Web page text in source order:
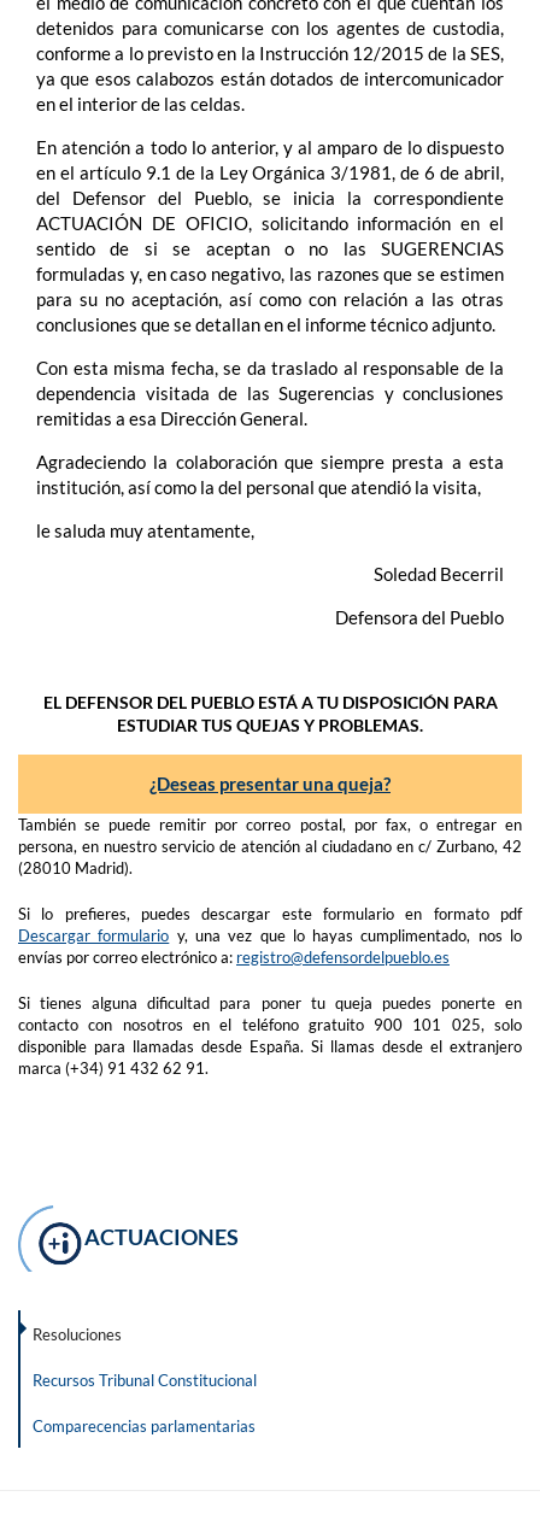
detenidos para comunicarse con los agentes de custodia,
conforme a lo previsto en la Instrucción 12/2015 de la SES,
ya que esos calabozos están dotados de intercomunicador
en el interior de las celdas.
En atención a todo lo anterior, y al amparo de lo dispuesto
en el artículo 9.1 de la Ley Orgánica 3/1981, de 6 de abril,
del Defensor del Pueblo, se inicia la correspondiente
ACTUACIÓN DE OFICIO, solicitando información en el
sentido de si se aceptan o no las SUGERENCIAS
formuladas y, en caso negativo, las razones que se estimen
para su no aceptación, así como con relación a las otras
conclusiones que se detallan en el informe técnico adjunto.
Con esta misma fecha, se da traslado al responsable de la
dependencia visitada de las Sugerencias y conclusiones
remitidas a esa Dirección General.
Agradeciendo la colaboración que siempre presta a esta
institución, así como la del personal que atendió la visita,
le saluda muy atentamente,
Soledad Becerril
Defensora del Pueblo
EL DEFENSOR DEL PUEBLO ESTÁ A TU DISPOSICIÓN PARA
ESTUDIAR TUS QUEJAS Y PROBLEMAS.
¿Deseas presentar una queja?
También se puede remitir por correo postal, por fax, o entregar en
persona, en nuestro servicio de atención al ciudadano en c/ Zurbano, 42
(28010 Madrid).
Si lo prefieres, puedes descargar este formulario en formato pdf
Descargar formulario y, una vez que lo hayas cumplimentado, nos lo
envías por correo electrónico a: registro@defensordelpueblo.es
Si tienes alguna dificultad para poner tu queja puedes ponerte en
contacto con nosotros en el teléfono gratuito 900 101 025, solo
disponible para llamadas desde España. Si llamas desde el extranjero
marca (+34) 91 432 62 91.
ACTUACIONES
Resoluciones
Recursos Tribunal Constitucional
Comparecencias parlamentarias